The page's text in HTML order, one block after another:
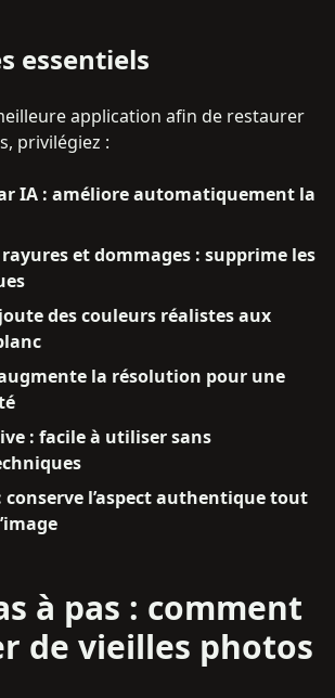
essentiels
application afin de restaurer
privilégiez :
IA : améliore automatiquement la
et dommages : supprime les
des couleurs réalistes aux
la résolution pour une
: facile à utiliser sans
l’aspect authentique tout
à pas : comment
de vieilles photos